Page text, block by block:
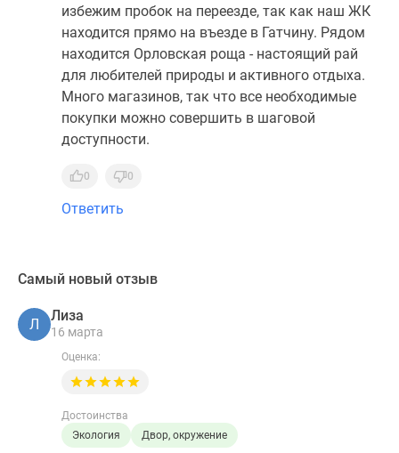
избежим пробок на переезде, так как наш ЖК
находится прямо на въезде в Гатчину. Рядом
находится Орловская роща - настоящий рай
для любителей природы и активного отдыха.
Много магазинов, так что все необходимые
покупки можно совершить в шаговой
доступности.
0 0
Ответить
Самый новый отзыв
Л
Лиза
16 марта
Оценка:
Достоинства
Экология
Двор, окружение